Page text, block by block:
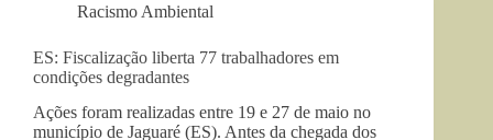
Racismo Ambiental
ES: Fiscalização liberta 77 trabalhadores em
condições degradantes
Ações foram realizadas entre 19 e 27 de maio no
município de Jaguaré (ES). Antes da chegada dos